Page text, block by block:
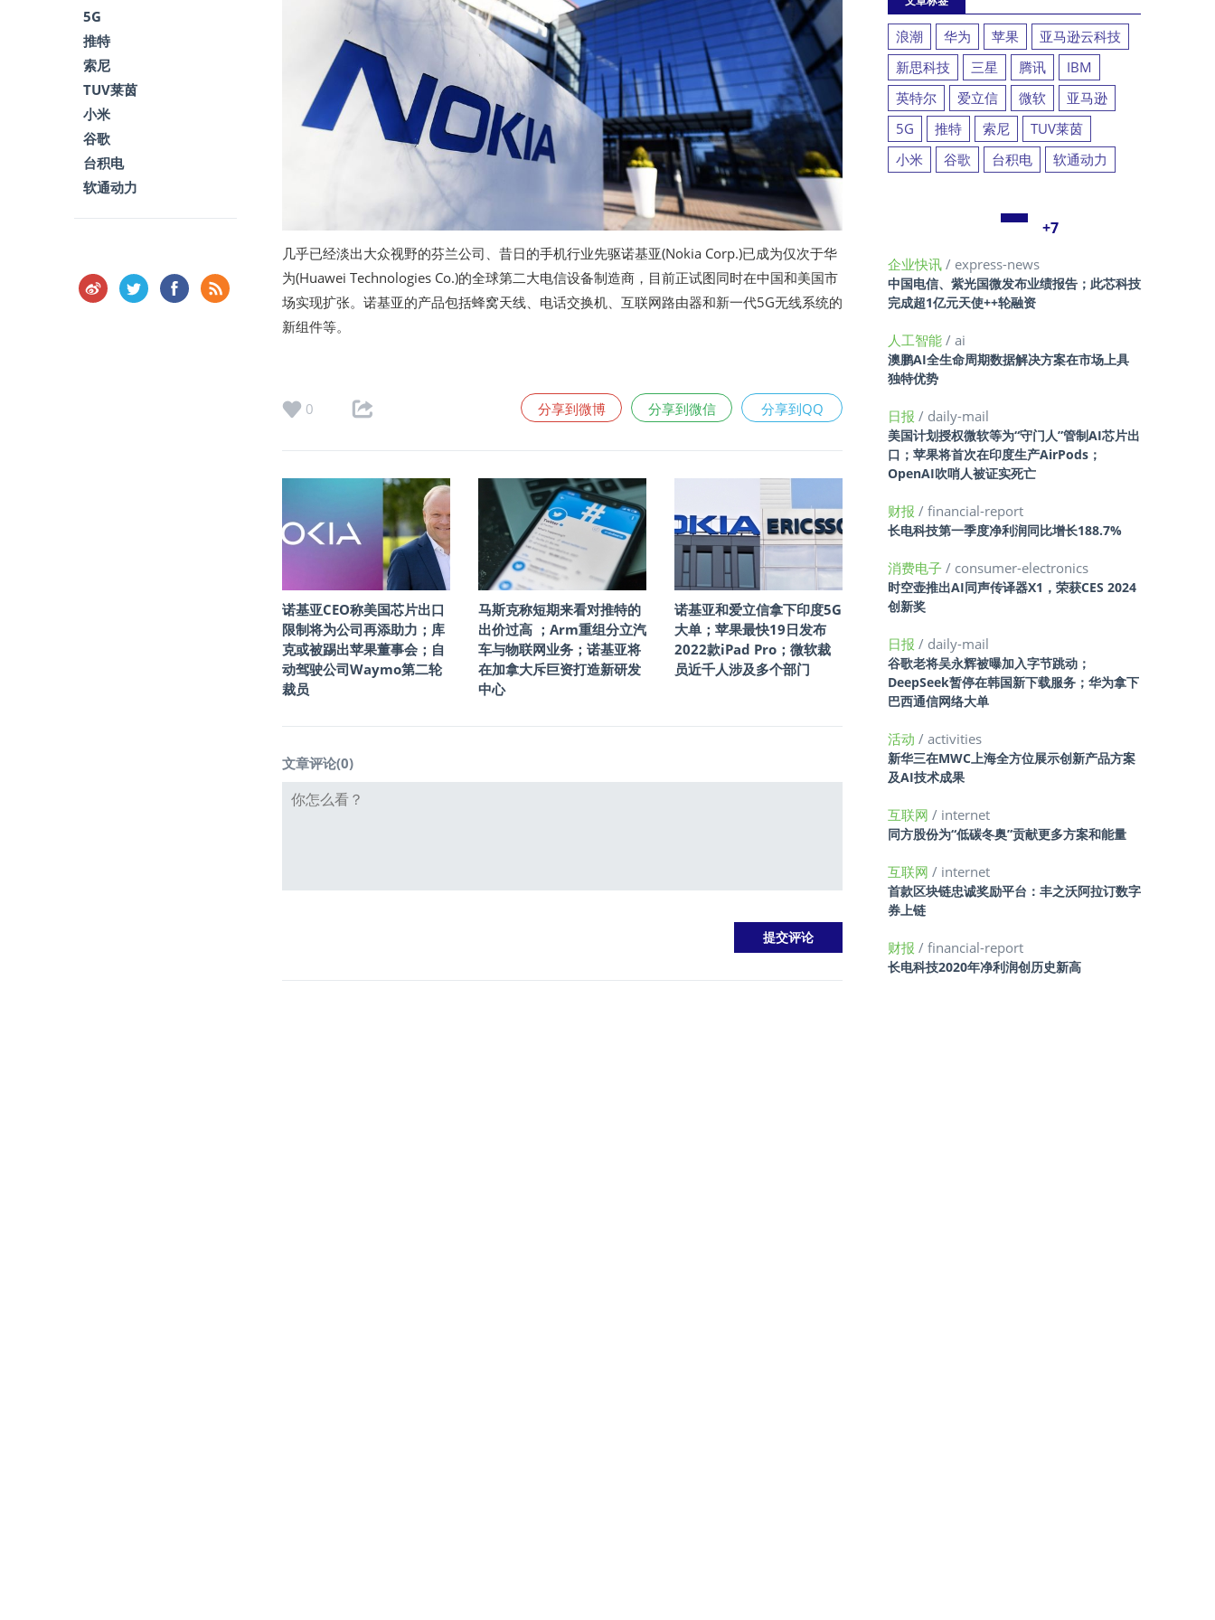
几乎已经淡出大众视野的芬兰公司、昔日的手机行业先驱诺基亚(Nokia Corp.)已成为仅次于华
为(Huawei Technologies Co.)的全球第二大电信设备制造商，目前正试图同时在中国和美国市
场实现扩张。诺基亚的产品包括蜂窝天线、电话交换机、互联网路由器和新一代5G无线系统的
新组件等。
0 分享到微博 分享到微信 分享到QQ
诺基亚CEO称美国芯片出口
限制将为公司再添助力；库
克或被踢出苹果董事会；自
动驾驶公司Waymo第二轮
裁员
马斯克称短期来看对推特的
出价过高 ；Arm重组分立汽
车与物联网业务；诺基亚将
在加拿大斥巨资打造新研发
中心
诺基亚和爱立信拿下印度5G
大单；苹果最快19日发布
2022款iPad Pro；微软裁
员近千人涉及多个部门
文章评论(0)
5G
推特
索尼
TUV莱茵
小米
谷歌
台积电
软通动力
浪潮 华为 苹果
亚马逊云科技
新思科技
三星 腾讯
IBM
英特尔
爱立信 微软
亚马逊
5G
推特 索尼
TUV莱茵
小米
谷歌 台积电 软通动力
+7
企业快讯 / express-news
中国电信、紫光国微发布业绩报告；此芯科技
完成超1亿元天使++轮融资
人工智能 / ai
澳鹏AI全生命周期数据解决方案在市场上具
独特优势
日报 / daily-mail
美国计划授权微软等为“守门人”管制AI芯片出
口；苹果将首次在印度生产AirPods；
OpenAI吹哨人被证实死亡
财报 / financial-report
长电科技第一季度净利润同比增长188.7%
消费电子 / consumer-electronics
时空壶推出AI同声传译器X1，荣获CES 2024
创新奖
日报 / daily-mail
谷歌老将吴永辉被曝加入字节跳动；
DeepSeek暂停在韩国新下载服务；华为拿下
巴西通信网络大单
活动 / activities
新华三在MWC上海全方位展示创新产品方案
及AI技术成果
互联网 / internet
同方股份为“低碳冬奥”贡献更多方案和能量
互联网 / internet
首款区块链忠诚奖励平台：丰之沃阿拉订数字
券上链
财报 / financial-report
长电科技2020年净利润创历史新高